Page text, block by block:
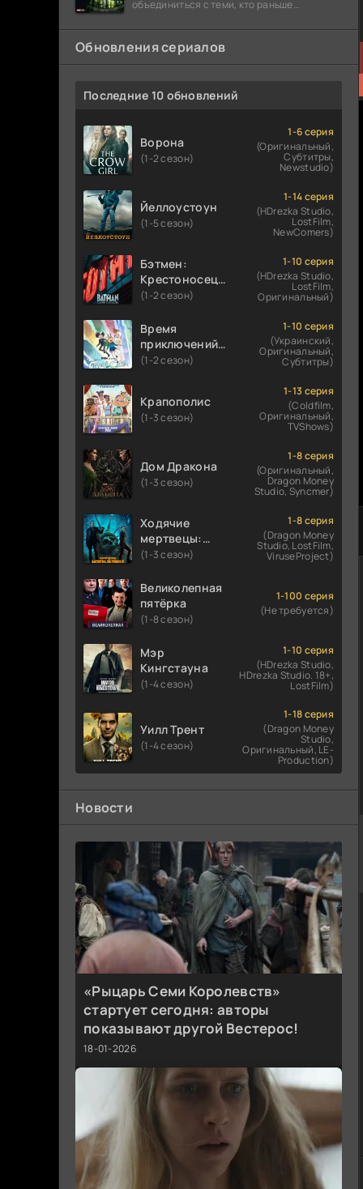
объединиться с теми, кто раньше
Икс,
Обновления сериалов
Последние 10 обновлений
Ворона
(1-2 сезон)
1-6 серия
(Оригинальный,
Субтитры,
Newstudio)
Йеллоустоун
(1-5 сезон)
1-14 серия
(HDrezka Studio,
LostFilm,
NewComers)
Бэтмен:
Крестоносец в
плаще
(1-2 сезон)
1-10 серия
(HDrezka Studio,
LostFilm,
Оригинальный)
Время
приключений:
Фионна и Кейк
(1-2 сезон)
1-10 серия
(Украинский,
Оригинальный,
Субтитры)
Крапополис
(1-3 сезон)
1-13 серия
(Coldfilm,
Оригинальный,
TVShows)
Дом Дракона
(1-3 сезон)
1-8 серия
(Оригинальный,
Dragon Money
Studio, Syncmer)
Ходячие
мертвецы:
Мертвый
(1-3 сезон)
1-8 серия
(Dragon Money
Studio, LostFilm,
ViruseProject)
Великолепная
пятёрка
(1-8 сезон)
1-100 серия
(Не требуется)
Мэр
Кингстауна
(1-4 сезон)
1-10 серия
(HDrezka Studio,
HDrezka Studio. 18+,
LostFilm)
Уилл Трент
(1-4 сезон)
1-18 серия
(Dragon Money
Studio,
Оригинальный, LE-
Production)
Новости
«Рыцарь Семи Королевств»
стартует сегодня: авторы
показывают другой Вестерос!
18-01-2026